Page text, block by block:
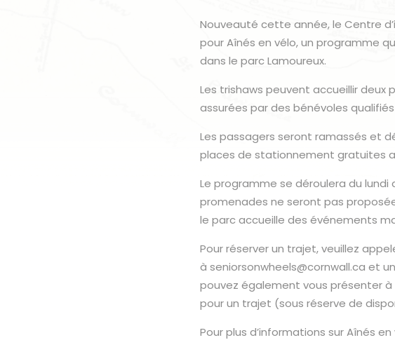
Nouveauté cette année, le Centre
pour Aînés en vélo, un programme
dans le parc Lamoureux.
Les trishaws peuvent accueillir deux
assurées par des bénévoles
Les passagers seront ramassés et
places de stationnement gratuites
Le programme se déroulera du lundi
promenades ne seront pas
le parc accueille des événements
Pour réserver un trajet, veuillez
à seniorsonwheels@cornwall.ca et
pouvez également vous présenter
pour un trajet (sous réserve de
Pour plus d’informations sur Aînés en